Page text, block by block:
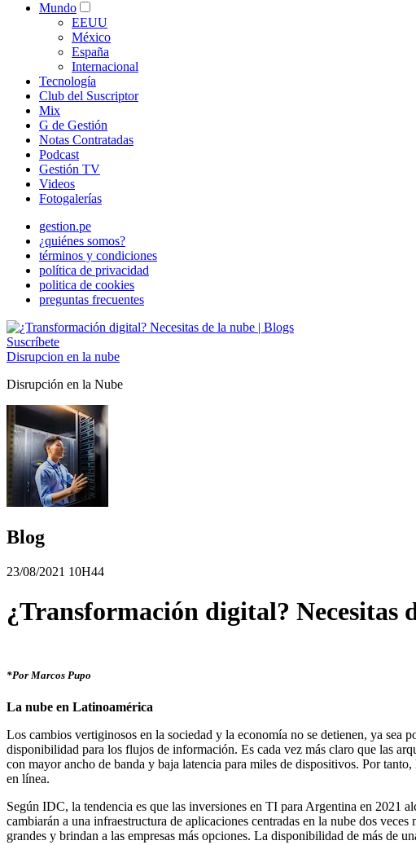
Mundo
EEUU
México
España
Internacional
Tecnología
Club del Suscriptor
Mix
G de Gestión
Notas Contratadas
Podcast
Gestión TV
Videos
Fotogalerías
gestion.pe
¿quiénes somos?
términos y condiciones
política de privacidad
politica de cookies
preguntas frecuentes
Suscríbete
Disrupcion en la nube
Disrupción en la Nube
Blog
23/08/2021 10H44
¿Transformación digital? Necesitas
*Por Marcos Pupo
La nube en Latinoamérica
Los cambios vertiginosos en la sociedad y la economía no se detienen, ya sea
disponibilidad para los flujos de información. Es cada vez más claro que las
con mayor ancho de banda y baja latencia para miles de dispositivos. Por
en línea.
Según IDC, la tendencia es que las inversiones en TI para Argentina en 2021
cambiarán a una infraestructura de aplicaciones centradas en la nube dos
grandes y brindan a las empresas más opciones. La disponibilidad de más de